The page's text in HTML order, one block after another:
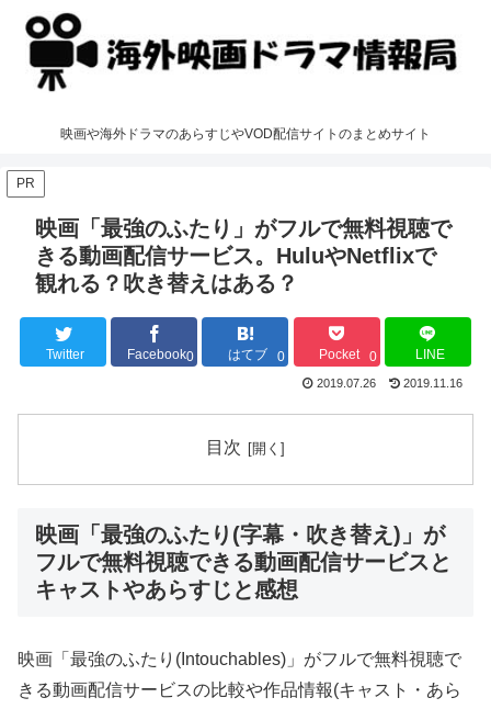
映画や海外ドラマのあらすじやVOD配信サイトのまとめサイト
PR
映画「最強のふたり」がフルで無料視聴で
きる動画配信サービス。HuluやNetflixで
観れる？吹き替えはある？
Twitter Facebook0 はてブ 0 Pocket 0 LINE
2019.07.26 2019.11.16
目次
映画「最強のふたり(字幕・吹き替え)」が
フルで無料視聴できる動画配信サービスと
キャストやあらすじと感想
映画「最強のふたり(Intouchables)」がフルで無料視聴で
きる動画配信サービスの比較や作品情報(キャスト・あら